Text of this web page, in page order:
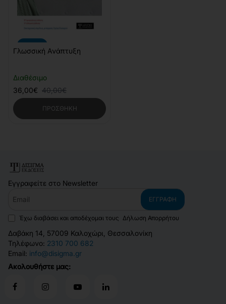
Διαθέσιμο
Γλωσσική Ανάπτυξη
36,00€ 40,00€
ΠΡΟΣΘΉΚΗ
Εγγραφείτε στο Newsletter
ΕΓΓΡΑΦΉ
Έχω διαβάσει και αποδέχομαι τους Δήλωση Απορρήτου
Δαβάκη 14, 57009 Καλοχώρι, Θεσσαλονίκη
Τηλέφωνο: 2310 700 682
Email: info@disigma.gr
Ακολουθήστε μας: